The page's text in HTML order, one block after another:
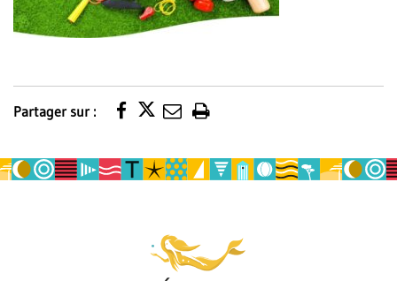
Partager sur :
Imprimer
page